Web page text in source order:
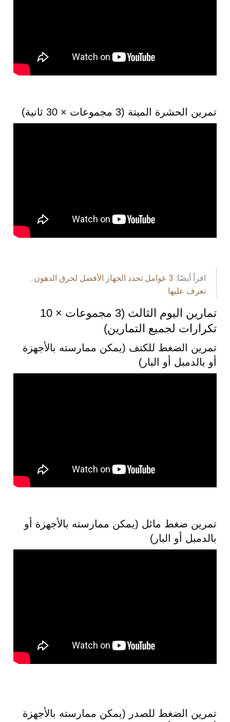
تمرين الحشرة الميتة (3 مجموعات × 30 ثانية)
اقرأ أيضًا:
3 عوامل تحدد الجهاز الأفضل لحرق الدهون..
تعرف عليها
تمارين اليوم الثالث (3 مجموعات × 10
تكرارات لجميع التمارين)
تمرين الضغط للكتف (يمكن ممارسته بالأجهزة
أو بالدمبل أو البار)
تمرين ضغط مائل (يمكن ممارسته بالأجهزة أو
بالدمبل أو البار)
تمرين الضغط للصدر (يمكن ممارسته بالأجهزة